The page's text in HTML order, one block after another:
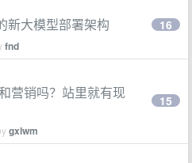
新大模型部署架构
fnd
16
营销吗？站里就有现
gxlwm
15